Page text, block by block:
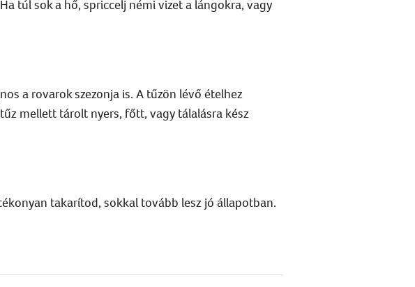
túl sok a hő, spriccelj némi vizet a lángokra, vagy
a rovarok szezonja is. A tűzön lévő ételhez
mellett tárolt nyers, főtt, vagy tálalásra kész
takarítod, sokkal tovább lesz jó állapotban.